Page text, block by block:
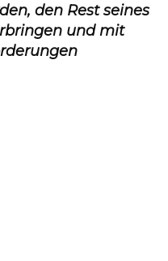
den Rest seines
und mit